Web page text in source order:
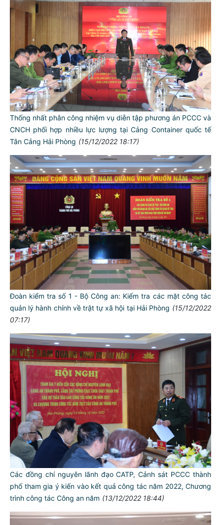
Thống nhất phân công nhiệm vụ diễn tập phương án PCCC và
CNCH phối hợp nhiều lực lượng tại Cảng Container quốc tế
Tân Cảng Hải Phòng (15/12/2022 18:17)
Đoàn kiểm tra số 1 - Bộ Công an: Kiểm tra các mặt công tác
quản lý hành chính về trật tự xã hội tại Hải Phòng (15/12/2022
07:17)
Các đồng chí nguyên lãnh đạo CATP, Cảnh sát PCCC thành
phố tham gia ý kiến vào kết quả công tác năm 2022, Chương
trình công tác Công an năm (13/12/2022 18:44)